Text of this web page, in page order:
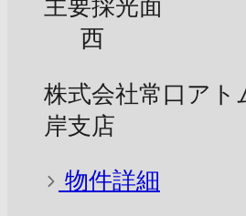
主要採光面
西
株式会社常口ア
岸支店
物件詳細